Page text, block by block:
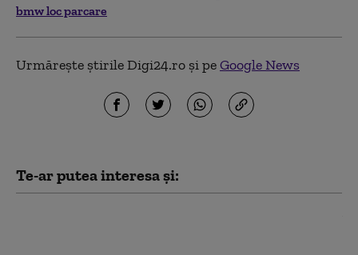
bmw loc parcare
Urmărește știrile Digi24.ro și peGoogle News
Te-ar putea interesa și: